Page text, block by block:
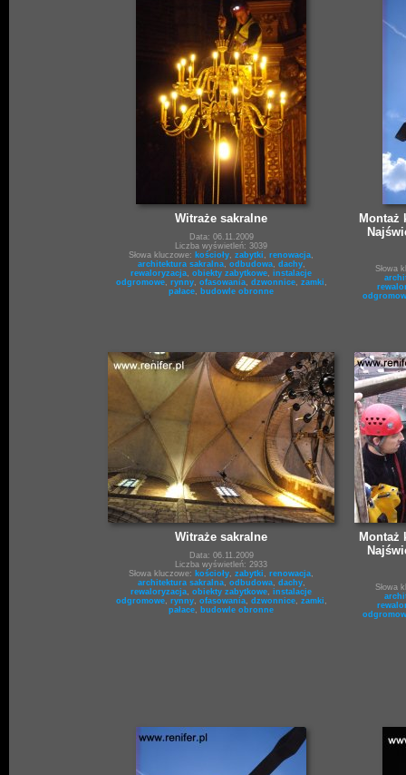
Witraże sakralne
Data: 06.11.2009
Liczba wyświetleń: 3039
Słowa kluczowe: kościoły zabytki renowacja
architektura sakralna, odbudowa, dachy,
rewaloryzacja obiekty zabytkowe instalacje
odgromowe, rynny, ofasowania, dzwonnice, zamki
pałace
budowle obronne
Montaż
Słowa
Witraże sakralne
Data: 06.11.2009
Liczba wyświetleń: 2933
Słowa kluczowe: kościoły zabytki renowacja
architektura sakralna, odbudowa, dachy,
rewaloryzacja obiekty zabytkowe instalacje
odgromowe, rynny, ofasowania, dzwonnice, zamki
pałace
budowle obronne
Montaż
Słowa